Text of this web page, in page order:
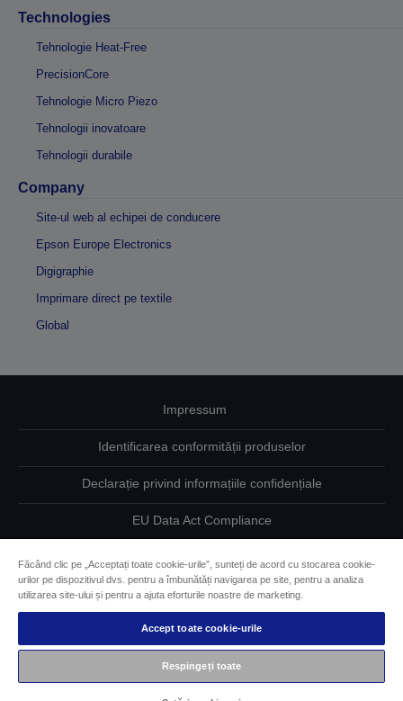
Technologies
Tehnologie Heat-Free
PrecisionCore
Tehnologie Micro Piezo
Tehnologii inovatoare
Tehnologii durabile
Company
Site-ul web al echipei de conducere
Epson Europe Electronics
Digigraphie
Imprimare direct pe textile
Global
Impressum
Identificarea conformității produselor
Declarație privind informațiile confidențiale
EU Data Act Compliance
Informaţii despre modulele cookie
Angajamentul Epson pe linie de accesibilitate
Drepturi de autor © 2026 Seiko Epson
Făcând clic pe „Acceptați toate cookie-urile”, sunteți de acord cu stocarea cookie-
urilor pe dispozitivul dvs. pentru a îmbunătăți navigarea pe site, pentru a analiza
utilizarea site-ului și pentru a ajuta eforturile noastre de marketing.
Accept toate cookie-urile
Respingeți toate